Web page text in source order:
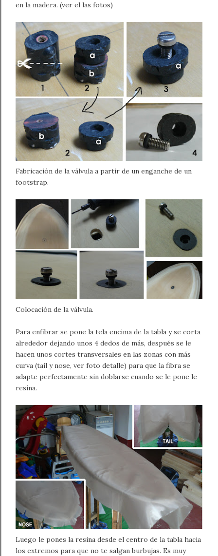
en la madera. (ver el las fotos)
Fabricación de la válvula a partir de un enganche de un
footstrap.
Colocación de la válvula.
Para enfibrar se pone la tela encima de la tabla y se corta
alrededor dejando unos 4 dedos de más, después se le
hacen unos cortes transversales en las zonas con más
curva (tail y nose, ver foto detalle) para que la fibra se
adapte perfectamente sin doblarse cuando se le pone le
resina.
Luego le pones la resina desde el centro de la tabla hacia
los extremos para que no te salgan burbujas. Es muy